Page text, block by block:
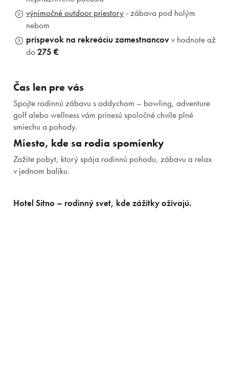
Pobyty
Zážitky pre deti
Priestory a služby
Gastronómia
Wellness & Spa
výnimočné outdoor priestory- zábava pod holým
nebom
príspevok na rekreáciu zamestnancovv hodnote až
do275 €
Čas len pre vás
Spojte rodinnú zábavu s oddychom – bowling, adventure
golf alebo wellness vám prinesú spoločné chvíle plné
smiechu a pohody.
Miesto, kde sa rodia spomienky
Zažite pobyt, ktorý spája rodinnú pohodu, zábavu a relax
v jednom balíku.
Hotel Sitno – rodinný svet, kde zážitky ožívajú.